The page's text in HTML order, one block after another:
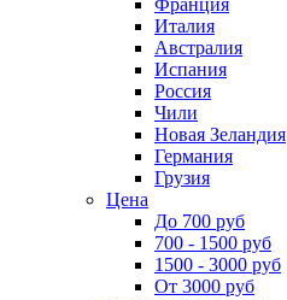
Италия
Австралия
Испания
Россия
Чили
Новая Зеландия
Германия
Грузия
Цена
До 700 руб
700 - 1500 руб
1500 - 3000 руб
От 3000 руб